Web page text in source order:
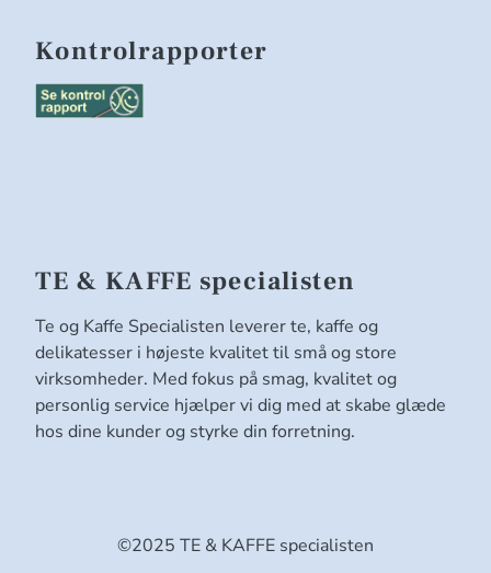
Kontrolrapporter
TE & KAFFE specialisten
Te og Kaffe Specialisten leverer te, kaffe og
delikatesser i højeste kvalitet til små og store
virksomheder. Med fokus på smag, kvalitet og
personlig service hjælper vi dig med at skabe glæde
hos dine kunder og styrke din forretning.
©2025 TE & KAFFE specialisten